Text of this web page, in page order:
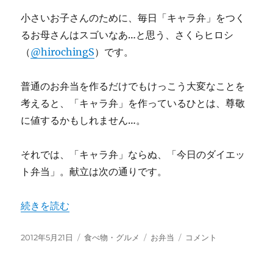
小さいお子さんのために、毎日「キャラ弁」をつく
るお母さんはスゴいなあ…と思う、さくらヒロシ
（@hirochingS）です。
普通のお弁当を作るだけでもけっこう大変なことを
考えると、「キャラ弁」を作っているひとは、尊敬
に値するかもしれません…。
それでは、「キャラ弁」ならぬ、「今日のダイエッ
ト弁当」。献立は次の通りです。
“今日のダイエット弁当（2012年5月21日）” の
続きを読む
投
2012年5月21日
カ
食べ物・グルメ
タ
お弁当
今
コメント